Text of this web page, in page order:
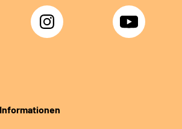
Instagram YouTube